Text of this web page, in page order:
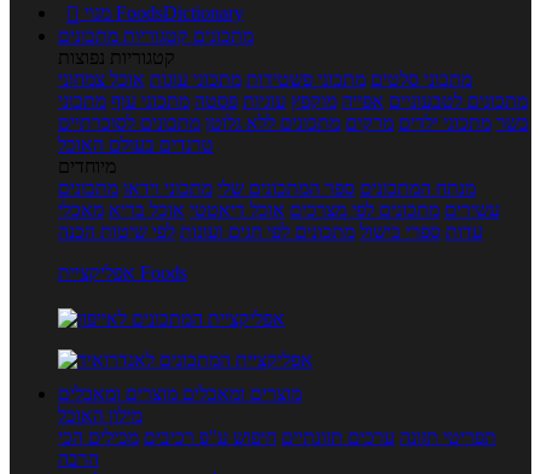

מנוי FoodsDictionary
מתכונים קטגוריות מתכונים
קטגוריות נפוצות
מתכוני סלטים מתכוני פשטידות מתכוני עוגות אוכל צמחוני
מתכונים לטבעוניים אפייה מוקפץ עוגיות פסטה מתכוני עוף מתכוני
בשר מתכוני ילדים מרקים מתכונים ללא גלוטן מתכונים לסוכרתיים
טרנדים בעולם האוכל
מיוחדים
מנתח המתכונים ספר המתכונים שלי מתכוני וידאו מתכונים
עשירים מתכונים לפי מצרכים אוכל דיאטטי אוכל בריא מאכלי
עדות ספרי בישול מתכונים לפי חגים ועונות לפי שיטות הכנה
אפליקציית Foods
מוצרים ומאכלים מוצרים ומאכלים
מילון האוכל
תפריטי תזונה ערכים תזונתיים חיפוש ע"פ רכיבים מכילים הכי
הרבה